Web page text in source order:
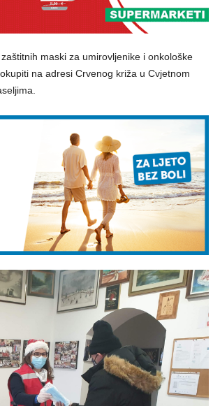
maski za umirovljenike i onkološke
na adresi Crvenog križa u Cvjetnom